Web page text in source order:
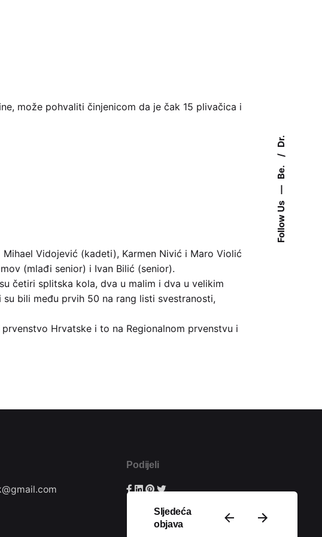
Follow Us
Be.
Dr.
može pohvaliti činjenicom da je čak 15 plivačica i
Vidojević (kadeti), Karmen Nivić i Maro Violić
(mlađi senior) i Ivan Bilić (senior).
četiri splitska kola, dva u malim i dva u velikim
bili među prvih 50 na rang listi svestranosti,
Hrvatske i to na Regionalnom prvenstvu i
Sljedeća
objava
Podijeli